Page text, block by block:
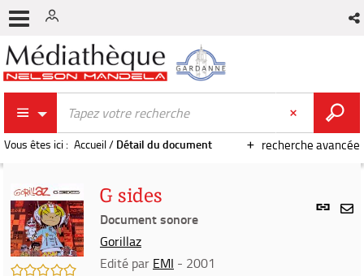
recherche avancée
Vous êtes ici : Accueil/ Détail du document
Lien
/5
G sides
Document sonore
Gorillaz
Edité par EMI - 2001